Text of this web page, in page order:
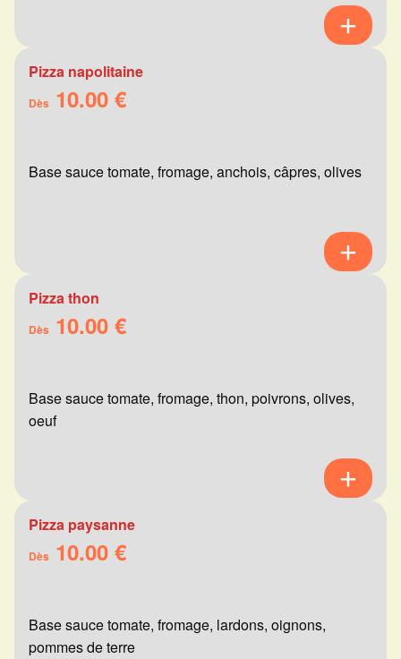
Pizza napolitaine
Dès 10.00 €
Base sauce tomate, fromage, anchois, câpres, olives
Pizza thon
Dès 10.00 €
Base sauce tomate, fromage, thon, poivrons, olives,
oeuf
Pizza paysanne
Dès 10.00 €
Base sauce tomate, fromage, lardons, oignons,
pommes de terre